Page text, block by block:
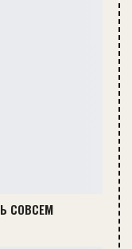
СОВСЕМ